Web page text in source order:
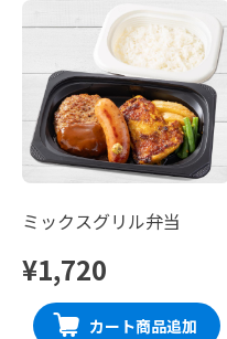
ミックスグリル弁当
¥1,720
カート商品追加